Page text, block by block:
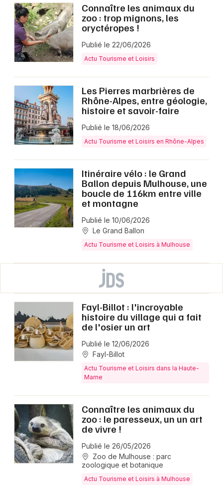
Connaître les animaux du
zoo : trop mignons, les
oryctéropes !
Publié le 22/06/2026
Actu Tourisme et Loisirs
Les Pierres marbrières de
Rhône-Alpes, entre géologie,
histoire et savoir-faire
Publié le 18/06/2026
Actu Tourisme et Loisirs en Rhône-Alpes
Itinéraire vélo : le Grand
Ballon depuis Mulhouse, une
boucle de 116km entre ville
et montagne
Publié le 10/06/2026
Le Grand Ballon
Actu Tourisme et Loisirs à Mulhouse
Fayl-Billot : l'incroyable
histoire du village qui a fait
de l'osier un art
Publié le 12/06/2026
Fayl-Billot
Actu Tourisme et Loisirs dans la Haute-
Marne
Connaître les animaux du
zoo : le paresseux, un un art
de vivre !
Publié le 26/05/2026
Zoo de Mulhouse : parc
zoologique et botanique
Actu Tourisme et Loisirs à Mulhouse